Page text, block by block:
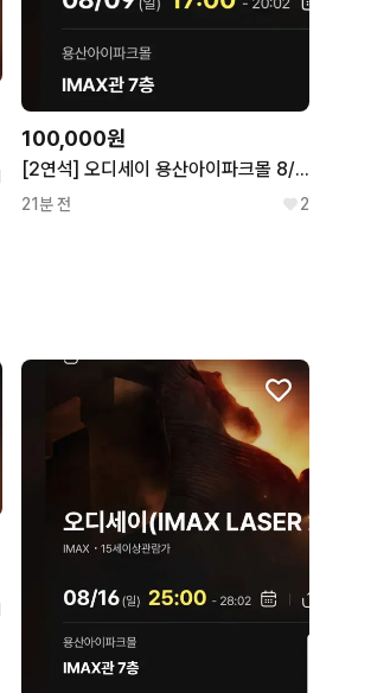
100,000원
[2연석] 오디세이 용산아이파크몰 8/9 17:00 D 좌블 용아맥
21분 전 2